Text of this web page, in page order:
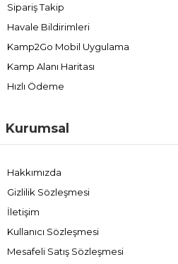
Sipariş Takip
Havale Bildirimleri
Kamp2Go Mobil Uygulama
Kamp Alanı Haritası
Hızlı Ödeme
Kurumsal
Hakkımızda
Gizlilik Sözleşmesi
İletişim
Kullanıcı Sözleşmesi
Mesafeli Satış Sözleşmesi